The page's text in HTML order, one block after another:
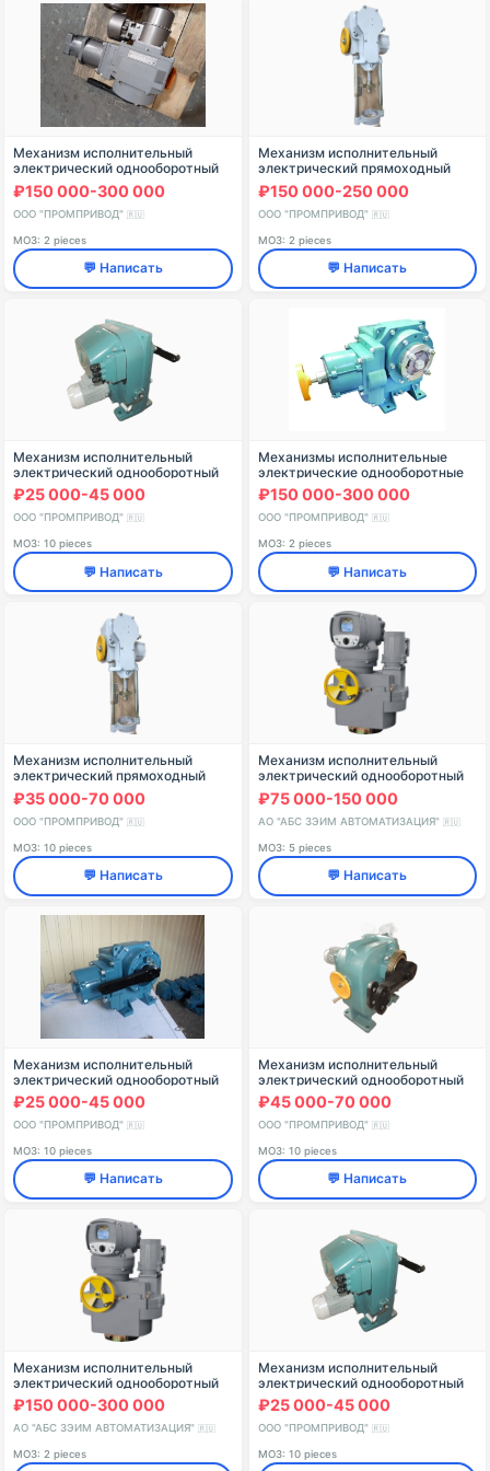
Механизм исполнительный
электрический однооборотный
взрывозащищенный
трехфазного исполнения с
асинхронным двигателем МЭО
₽150 000-300 000
ООО "ПРОМПРИВОД" 🇷🇺
МОЗ: 2 pieces
💬 Написать
Механизм исполнительный
электрический прямоходный
кривошипный МЭПК-6300
₽150 000-250 000
ООО "ПРОМПРИВОД" 🇷🇺
МОЗ: 2 pieces
💬 Написать
Механизм исполнительный
электрический однооборотный
взрывозащищенный
МЭО(Ф)-630
₽25 000-45 000
ООО "ПРОМПРИВОД" 🇷🇺
МОЗ: 10 pieces
💬 Написать
Механизмы исполнительные
электрические однооборотные
фланцевые трехфазного
исполнения типа МЭОФ
₽150 000-300 000
ООО "ПРОМПРИВОД" 🇷🇺
МОЗ: 2 pieces
💬 Написать
Механизм исполнительный
электрический прямоходный
кривошипный МЭПК-1600
₽35 000-70 000
ООО "ПРОМПРИВОД" 🇷🇺
МОЗ: 10 pieces
💬 Написать
Механизм исполнительный
электрический однооборотный
(фланцевый) однофазного
исполнения МЭО(Ф)
₽75 000-150 000
АО "АБС ЗЭИМ АВТОМАТИЗАЦИЯ" 🇷🇺
МОЗ: 5 pieces
💬 Написать
Механизм исполнительный
электрический однооборотный
трехфазного исполнения с
асинхронным двигателем МЭО
₽25 000-45 000
ООО "ПРОМПРИВОД" 🇷🇺
МОЗ: 10 pieces
💬 Написать
Механизм исполнительный
электрический однооборотный
МЭО(Ф)-10000
₽45 000-70 000
ООО "ПРОМПРИВОД" 🇷🇺
МОЗ: 10 pieces
💬 Написать
Механизм исполнительный
электрический однооборотный
взрывозащищенный
трехфазного исполнения МЭО
₽150 000-300 000
АО "АБС ЗЭИМ АВТОМАТИЗАЦИЯ" 🇷🇺
МОЗ: 2 pieces
Механизм исполнительный
электрический однооборотный
взрывозащищенный
МЭО(Ф)-2500
₽25 000-45 000
ООО "ПРОМПРИВОД" 🇷🇺
МОЗ: 10 pieces